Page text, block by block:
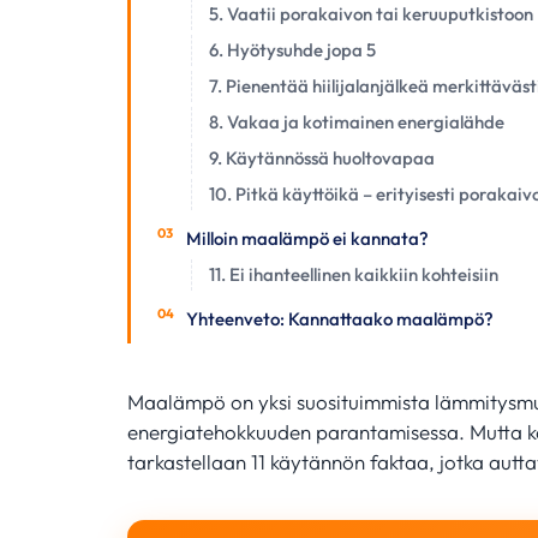
5. Vaatii porakaivon tai keruuputkistoon
6. Hyötysuhde jopa 5
7. Pienentää hiilijalanjälkeä
8. Vakaa ja kotimainen energialähde
9. Käytännössä huoltovapaa
10. Pitkä käyttöikä – erityisesti
Milloin maalämpö ei kannata?
11. Ei ihanteellinen kaikkiin kohteisiin
Yhteenveto: Kannattaako maalämpö?
Maalämpö on yksi suosituimmista
energiatehokkuuden parantamisessa. Mutta
tarkastellaan 11 käytännön faktaa, jotka